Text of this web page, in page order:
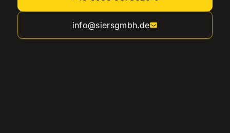
info@siersgmbh.de